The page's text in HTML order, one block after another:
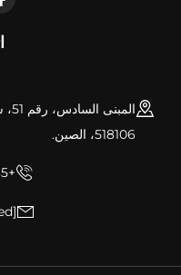
518106، الصين.
+86-18925258235
[email protected]